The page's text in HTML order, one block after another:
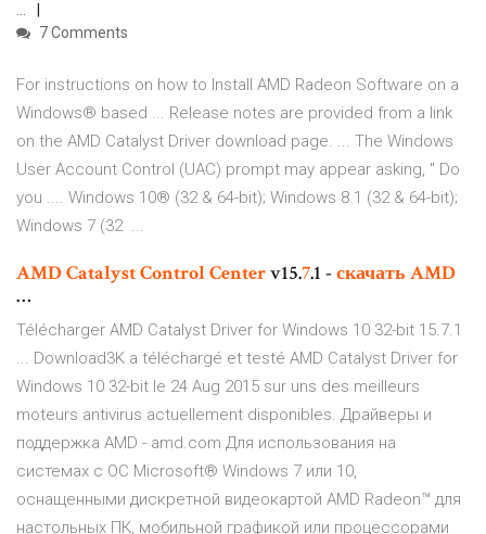
...
7 Comments
​For instructions on how to Install AMD Radeon Software on a
Windows® based ... Release notes are provided from a link
on the AMD Catalyst Driver download page. ... The Windows
User Account Control (UAC) prompt may appear asking, " Do
you .... Windows 10® (32 & 64-bit); Windows 8.1 (32 & 64-bit);
Windows 7 (32 ...
AMDCatalystControlCenterv15.7.1 - скачать AMD
…
Télécharger AMD Catalyst Driver for Windows 10 32-bit 15.7.1
... Download3K a téléchargé et testé AMD Catalyst Driver for
Windows 10 32-bit le 24 Aug 2015 sur uns des meilleurs
moteurs antivirus actuellement disponibles. Драйверы и
поддержка AMD - amd.com Для использования на
системах c ОС Microsoft® Windows 7 или 10,
оснащенными дискретной видеокартой AMD Radeon™ для
настольных ПК, мобильной графикой или процессорами